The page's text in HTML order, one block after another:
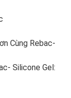
Cùng Rebac-
Silicone Gel: